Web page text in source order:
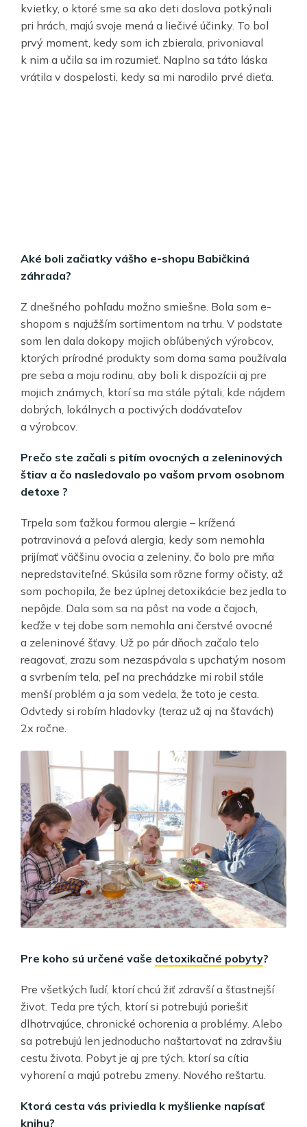
kvietky, o ktoré sme sa ako deti doslova potkýnali
pri hrách, majú svoje mená a liečivé účinky. To bol
prvý moment, kedy som ich zbierala, privoniaval
k nim a učila sa im rozumieť. Naplno sa táto láska
vrátila v dospelosti, kedy sa mi narodilo prvé dieťa.
Aké boli začiatky vášho e-shopu Babičkiná
záhrada?
Z dnešného pohľadu možno smiešne. Bola som e-
shopom s najužším sortimentom na trhu. V podstate
som len dala dokopy mojich obľúbených výrobcov,
ktorých prírodné produkty som doma sama používala
pre seba a moju rodinu, aby boli k dispozícii aj pre
mojich známych, ktorí sa ma stále pýtali, kde nájdem
dobrých, lokálnych a poctivých dodávateľov
a výrobcov.
Prečo ste začali s pitím ovocných a zeleninových
štiav a čo nasledovalo po vašom prvom osobnom
detoxe ?
Trpela som ťažkou formou alergie – krížená
potravinová a peľová alergia, kedy som nemohla
prijímať väčšinu ovocia a zeleniny, čo bolo pre mňa
nepredstaviteľné. Skúsila som rôzne formy očisty, až
som pochopila, že bez úplnej detoxikácie bez jedla to
nepôjde. Dala som sa na pôst na vode a čajoch,
keďže v tej dobe som nemohla ani čerstvé ovocné
a zeleninové šťavy. Už po pár dňoch začalo telo
reagovať, zrazu som nezaspávala s upchatým nosom
a svrbením tela, peľ na prechádzke mi robil stále
menší problém a ja som vedela, že toto je cesta.
Odvtedy si robím hladovky (teraz už aj na šťavách)
2x ročne.
Pre koho sú určené vaše detoxikačné pobyty?
Pre všetkých ľudí, ktorí chcú žiť zdravší a šťastnejší
život. Teda pre tých, ktorí si potrebujú poriešiť
dlhotrvajúce, chronické ochorenia a problémy. Alebo
sa potrebujú len jednoducho naštartovať na zdravšiu
cestu života. Pobyt je aj pre tých, ktorí sa cítia
vyhorení a majú potrebu zmeny. Nového reštartu.
Ktorá cesta vás priviedla k myšlienke napísať
knihu?